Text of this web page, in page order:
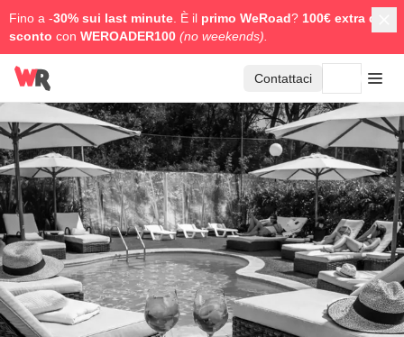
Fino a -30% sui last minute . È il primo WeRoad? 100€ extra di
sconto con WEROADER100 (no weekends).
Contattaci